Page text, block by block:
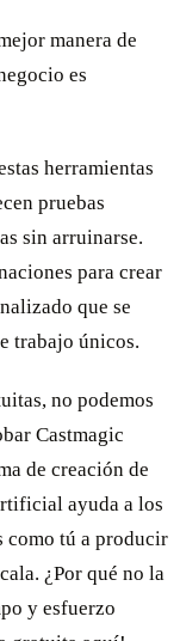
manera de
es
herramientas
pruebas
sin arruinarse.
para crear
que se
trabajo únicos.
no podemos
Castmagic
de creación de
ayuda a los
como tú a producir
¿Por qué no la
y esfuerzo